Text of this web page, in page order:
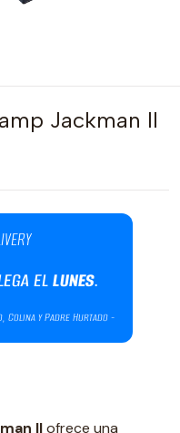
Jackman II
IIofrece una